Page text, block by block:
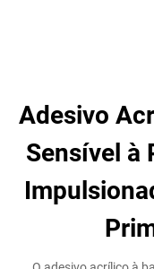
Adesivo
Sensível à